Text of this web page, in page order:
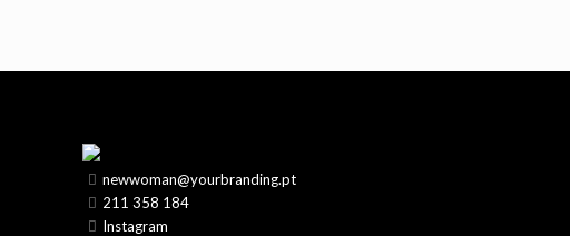
newwoman@yourbranding.pt
211 358 184
Instagram